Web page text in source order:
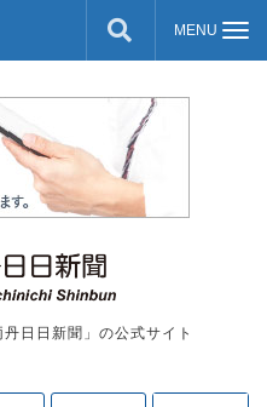
日日新聞」の公式サイト